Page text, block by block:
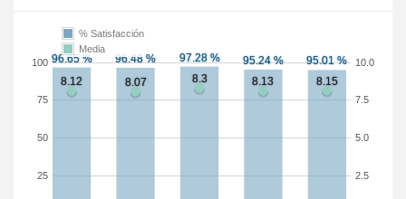
25
50
75
100
2.5
5.0
7.5
10.0
% Satisfacción
Media